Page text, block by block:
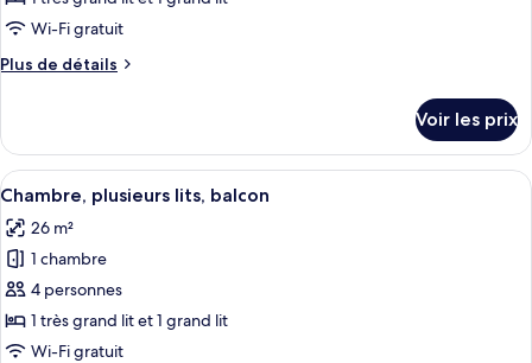
vue
océan
type
chambre :
lits
Wi-Fi gratuit
Plus de détails
Plus
le
type
de
Chambre,
plusieurs
lits
Voir les prix
Afficher
toutes
les
photos
pour
ce
type
Une chambre d’hôtel avec deux lits,
6
Chambre, plusieurs lits, balcon
26 m²
1 chambre
4 personnes
1 très grand lit et 1 grand lit
Wi-Fi gratuit